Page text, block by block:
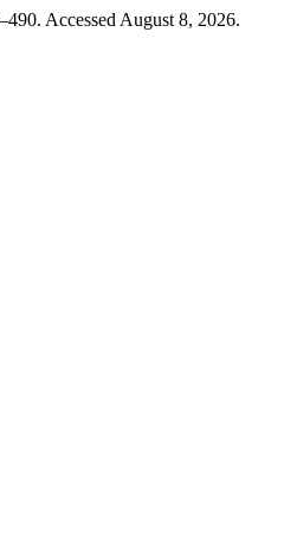
Accessed August 8, 2026.